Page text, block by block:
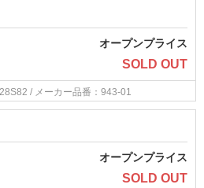
オープンプライス
SOLD OUT
/ メーカー品番：943-01
オープンプライス
SOLD OUT